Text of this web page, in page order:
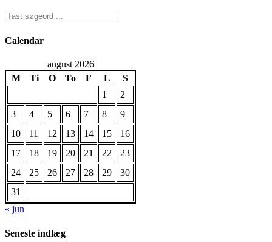
Calendar
august 2026
M
Ti O To F L
S
1
2
3
4 5 6 7 8
9
10
11 12 13 14 15
16
17
18 19 20 21 22
23
24
25 26 27 28 29
30
31
« jun
Seneste indlæg